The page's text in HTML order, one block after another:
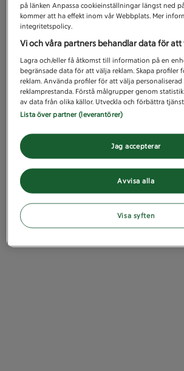
på länken Anpassa cookieinställningar längst ned
kommer att ha effekt inom vår Webbplats. Mer
integritetspolicy.
Vi och våra partners behandlar data för
Lagra och/eller få åtkomst till information på en
begränsade data för att välja reklam. Skapa profiler
reklam. Använda profiler för att välja personaliserad
reklamprestanda. Förstå målgrupper genom
av data från olika källor. Utveckla och förbättra
Lista över partner (leverantörer)
Avvisa alla
Jag accepterar
Visa syften